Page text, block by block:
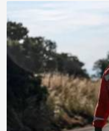
Ειδήσεις
Ελλάδα
Κοινωνία
Πολιτική
Οικονομία
Αθλητικά